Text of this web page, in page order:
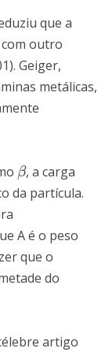
que a
outro
Geiger,
metálicas,
β
β, a carga
da partícula.
A é o peso
que o
do
artigo